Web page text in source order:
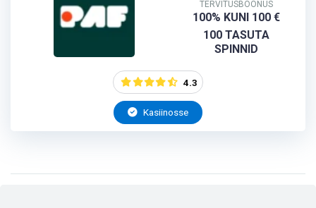
TERVITUSBOONUS
100% KUNI 100 €
100 TASUTA
SPINNID
4.3
Kasiinosse